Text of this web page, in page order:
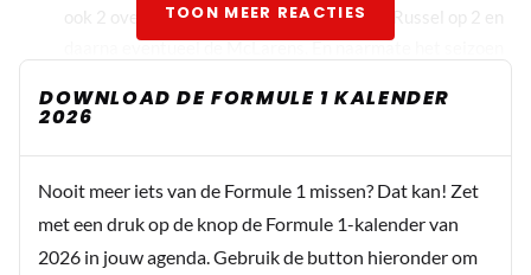
ook 2 overwinningen dit jaar. Max winnen, Russel op 2 en
daarna eventueel de McLarens. En naarmate het seizoen
Vooral als er eens een weekend bijzit zoals Baku.
wereld ook. Ik heb begrepen dat er een run is ontstaan op
de kaartjes van de laatste GP. Iedereen hoopt weer op
een slot zoals in 2021)
TOON MEER REACTIES
DOWNLOAD DE FORMULE 1 KALENDER
2026
Nooit meer iets van de Formule 1 missen? Dat kan! Zet
met een druk op de knop de Formule 1-kalender van
2026 in jouw agenda. Gebruik de button hieronder om